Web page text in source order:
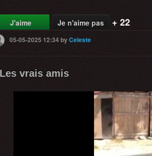
J'aime Je n'aime pas + 22
05-05-2025 12:34byCeleste
Les vrais amis